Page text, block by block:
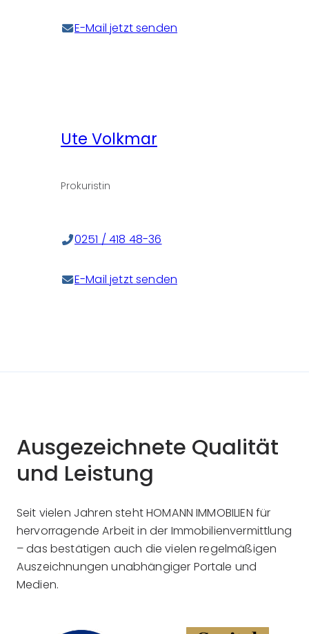
E-Mail jetzt senden
Ute Volkmar
Prokuristin
0251 / 418 48-36
E-Mail jetzt senden
Ausgezeichnete Qualität
und Leistung
Seit vielen Jahren steht HOMANN IMMOBILIEN für
hervorragende Arbeit in der Immobilienvermittlung
– das bestätigen auch die vielen regelmäßigen
Auszeichnungen unabhängiger Portale und
Medien.